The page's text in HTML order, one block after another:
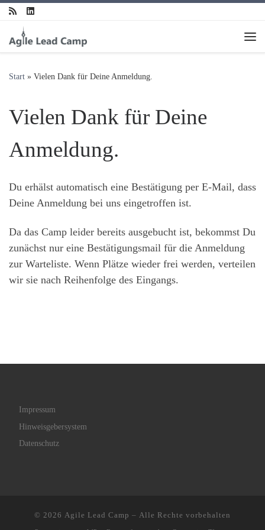
Zum Inhalt springen
Start » Vielen Dank für Deine Anmeldung.
Vielen Dank für Deine
Anmeldung.
Du erhälst automatisch eine Bestätigung per E-Mail, dass
Deine Anmeldung bei uns eingetroffen ist.
Da das Camp leider bereits ausgebucht ist, bekommst Du
zunächst nur eine Bestätigungsmail für die Anmeldung
zur Warteliste. Wenn Plätze wieder frei werden, verteilen
wir sie nach Reihenfolge des Eingangs.
Impressum
Hinweisgebersystem
Datenschutz
© 2026 Agile Lead Camp – Alle Rechte vorbehalten